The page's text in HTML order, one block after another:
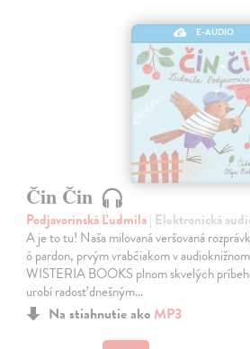
E-AUDIO
Čin Čin
Podjavorinská Ľudmila| Elektronická
A je to tu! Naša milovaná veršovaná
ó pardon, prvým vrabčiakom v
WISTERIA BOOKS plnom skvelých
urobí radosť dnešným…
Na stiahnutie ako MP3